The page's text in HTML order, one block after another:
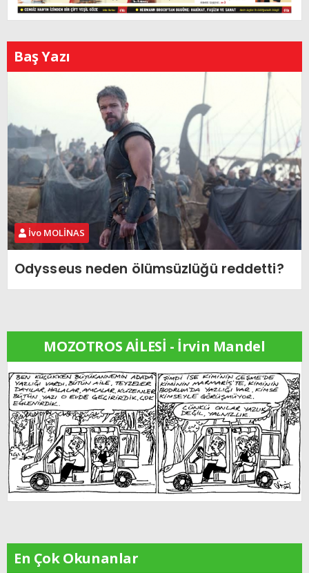
Baş Yazı
İvo MOLİNAS
Odysseus neden ölümsüzlüğü reddetti?
MOZOTROS AİLESİ - İrvin Mandel
En Çok Okunanlar